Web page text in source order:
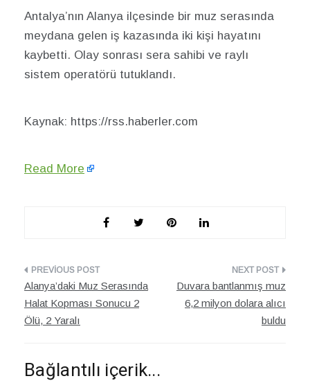
Antalya’nın Alanya ilçesinde bir muz serasında
meydana gelen iş kazasında iki kişi hayatını
kaybetti. Olay sonrası sera sahibi ve raylı
sistem operatörü tutuklandı.
Kaynak: https://rss.haberler.com
Read More
Yazı
dolaşımı
Alanya’daki Muz Serasında
Halat Kopması Sonucu 2
Ölü, 2 Yaralı
Duvara bantlanmış muz
6,2 milyon dolara alıcı
buldu
Bağlantılı içerik...